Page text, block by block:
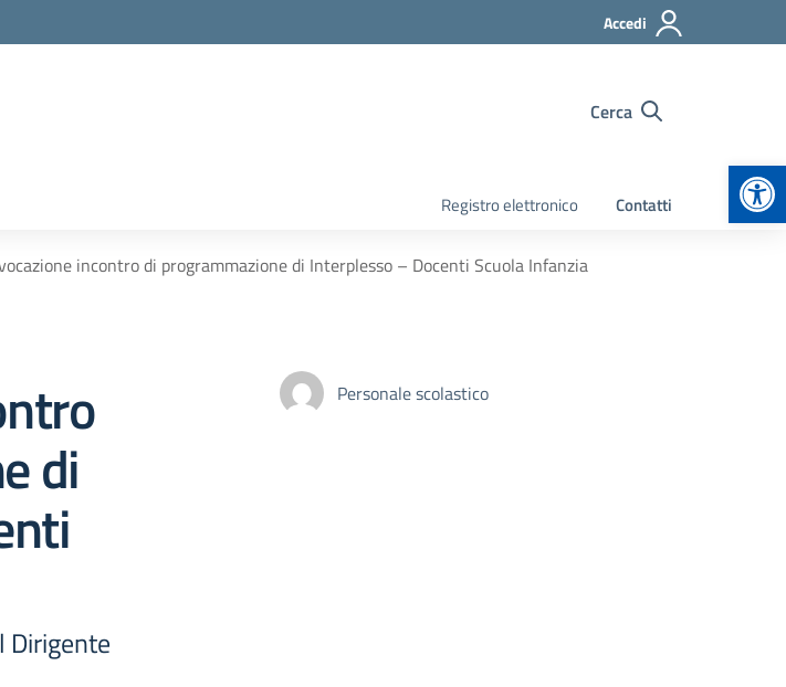
Accedi
Cerca
Registro elettronico Contatti
incontro di programmazione di Interplesso – Docenti Scuola Infanzia
di
Dirigente
Personale scolastico